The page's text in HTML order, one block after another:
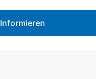
Informieren